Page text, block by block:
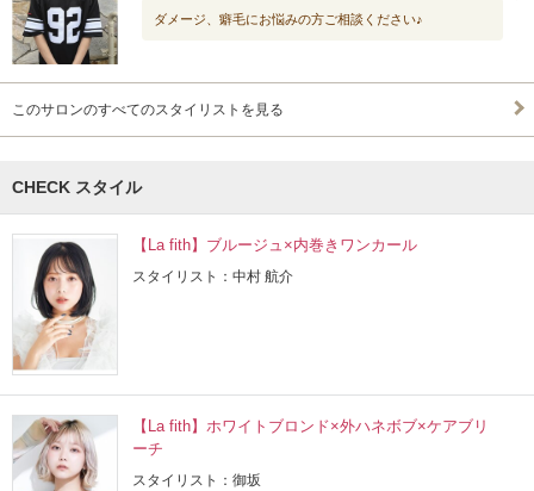
ダメージ、癖毛にお悩みの方ご相談ください♪
このサロンのすべてのスタイリストを見る
CHECK スタイル
【La fith】ブルージュ×内巻きワンカール
スタイリスト：中村 航介
【La fith】ホワイトブロンド×外ハネボブ×ケアブリ
ーチ
スタイリスト：御坂